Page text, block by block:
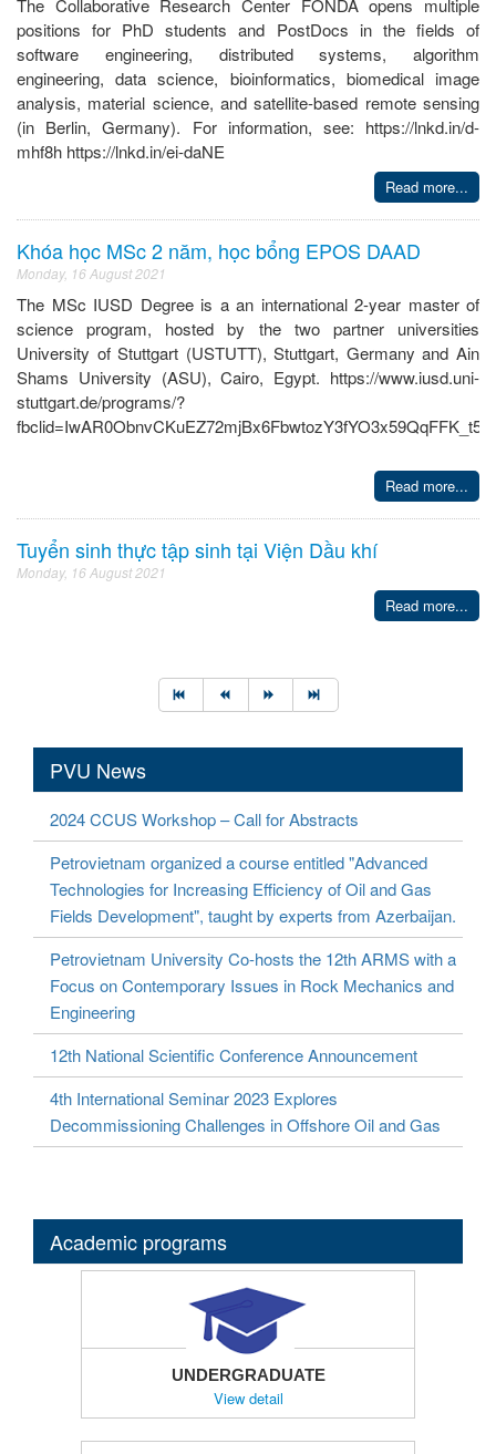
positions for PhD students and PostDocs in the fields of
software engineering, distributed systems, algorithm
engineering, data science, bioinformatics, biomedical image
analysis, material science, and satellite-based remote sensing
(in Berlin, Germany). For information, see: https://lnkd.in/d-
mhf8h https://lnkd.in/ei-daNE
Read more...
Khóa học MSc 2 năm, học bổng EPOS DAAD
Monday, 16 August 2021
The MSc IUSD Degree is a an international 2-year master of
science program, hosted by the two partner universities
University of Stuttgart (USTUTT), Stuttgart, Germany and Ain
Shams University (ASU), Cairo, Egypt. https://www.iusd.uni-
stuttgart.de/programs/?
Read more...
Tuyển sinh thực tập sinh tại Viện Dầu khí
Monday, 16 August 2021
Read more...
PVU News
2024 CCUS Workshop – Call for Abstracts
Petrovietnam organized a course entitled "Advanced
Technologies for Increasing Efficiency of Oil and Gas
Fields Development", taught by experts from Azerbaijan.
Petrovietnam University Co-hosts the 12th ARMS with a
Focus on Contemporary Issues in Rock Mechanics and
Engineering
12th National Scientific Conference Announcement
4th International Seminar 2023 Explores
Decommissioning Challenges in Offshore Oil and Gas
Academic programs
UNDERGRADUATE
View detail